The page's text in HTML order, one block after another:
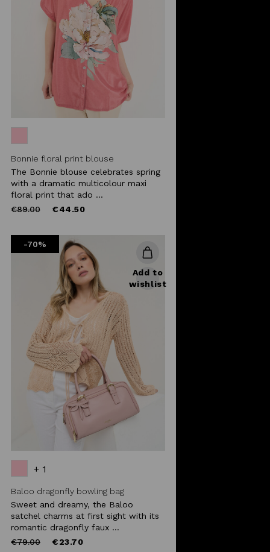
Bonnie floral print blouse
The Bonnie blouse celebrates spring
with a dramatic multicolour maxi
floral print that ado ...
Price
€89.00to €44.50
-70%
Add to
wishlist
+ 1
Baloo dragonfly bowling bag
Sweet and dreamy, the Baloo
satchel charms at first sight with its
romantic dragonfly faux ...
Price
€79.00to €23.70